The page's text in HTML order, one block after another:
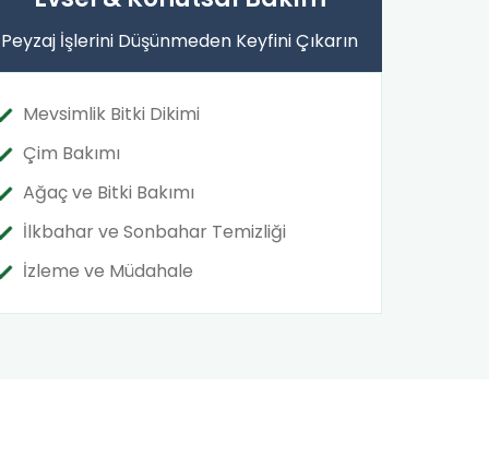
Peyzaj İşlerini Düşünmeden Keyfini Çıkarın
Mevsimlik Bitki Dikimi
Çim Bakımı
Ağaç ve Bitki Bakımı
İlkbahar ve Sonbahar Temizliği
İzleme ve Müdahale